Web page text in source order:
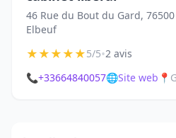
46 Rue du Bout du Gard, 76500
Elbeuf
★★★★★5/5•2 avis
📞+33664840057🌐Site web 📍